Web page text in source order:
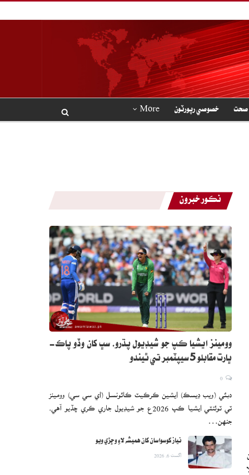
صحت خصوصي رپورٽون More
نڪور خبرون
وومينز ايشيا ڪپ جو شيڊيول پڌرو، سڀ کان وڏو پاڪ-
ڀارت مقابلو 5 سيپٽمبر تي ٿيندو
دبئي (ويب ڊيسڪ) ايشين ڪرڪيٽ ڪائونسل (اي سي سي) وومينز
ٽي ٽوئنٽي ايشيا ڪپ 2026ع جو شيڊيول جاري ڪري ڇڏيو آهي،
نياز کوسواسان کان هميشه لاءِ وڇڙي ويو
اگست 6, 2026